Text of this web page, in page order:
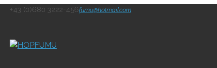
+43 (0)680 3222-456fumu@hotmail.com